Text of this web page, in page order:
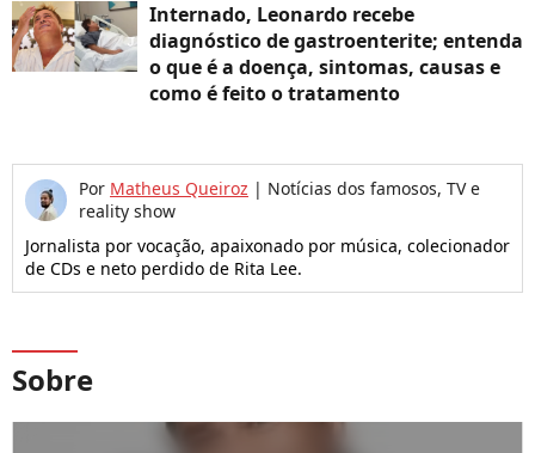
Internado, Leonardo recebe
diagnóstico de gastroenterite; entenda
o que é a doença, sintomas, causas e
como é feito o tratamento
Por Matheus Queiroz | Notícias dos famosos, TV e
reality show
Jornalista por vocação, apaixonado por música, colecionador
de CDs e neto perdido de Rita Lee.
Sobre